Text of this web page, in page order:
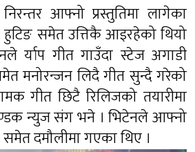
आफ्नो प्रस्तुतिमा लागेका
समेत उत्तिकै आइरहेको थियो
र्याप गीत गाउँदा स्टेज अगाडी
मनोरन्जन लिदै गीत सुन्दै गरेको
गीत छिटै रिलिजको तयारीमा
न्युज संग भने । भिटेनले आफ्नो
दमौलीमा गएका थिए ।